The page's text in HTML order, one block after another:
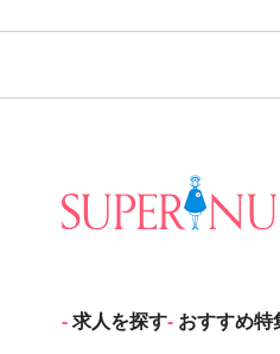
求人を探す おすすめ特